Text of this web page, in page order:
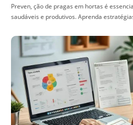
Preven, ção de pragas em hortas é
saudáveis e produtivos. Aprenda